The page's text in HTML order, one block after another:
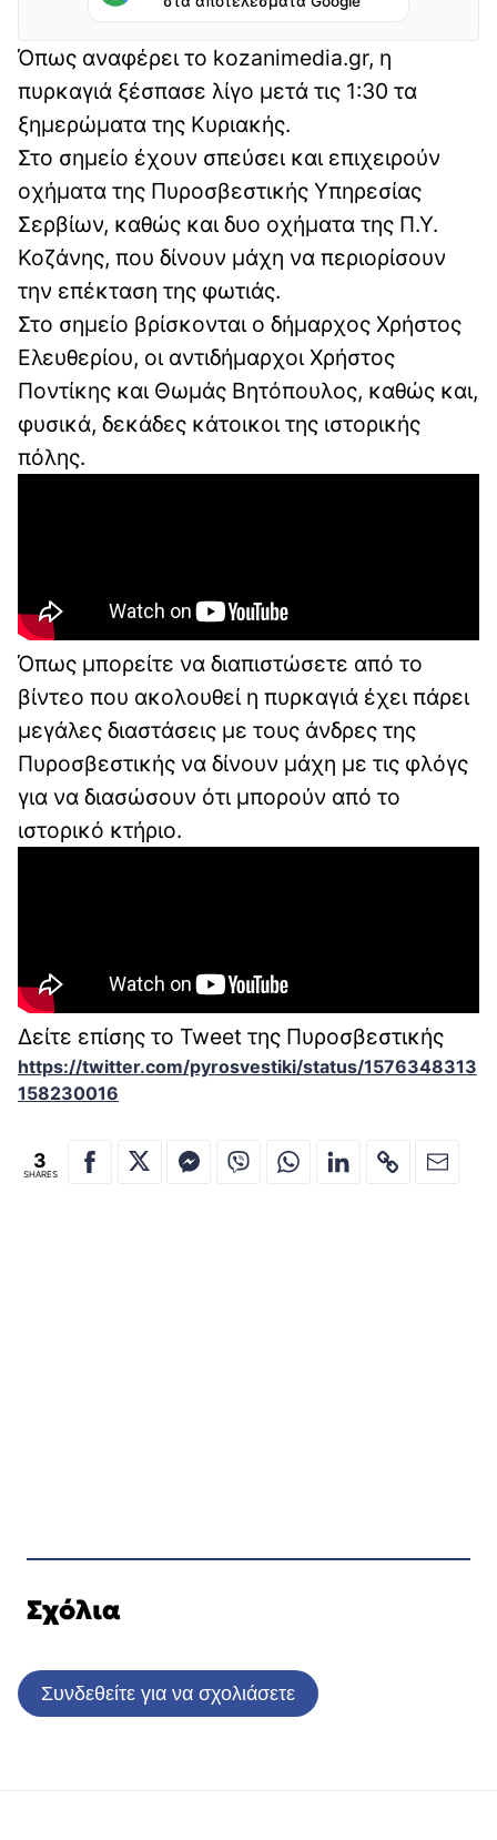
Όπως αναφέρει το kozanimedia.gr, η
πυρκαγιά ξέσπασε λίγο μετά τις 1:30 τα
ξημερώματα της Κυριακής.
Στο σημείο έχουν σπεύσει και επιχειρούν
οχήματα της Πυροσβεστικής Υπηρεσίας
Σερβίων, καθώς και δυο οχήματα της Π.Υ.
Κοζάνης, που δίνουν μάχη να περιορίσουν
την επέκταση της φωτιάς.
Στο σημείο βρίσκονται ο δήμαρχος Χρήστος
Ελευθερίου, οι αντιδήμαρχοι Χρήστος
Ποντίκης και Θωμάς Βητόπουλος, καθώς και,
φυσικά, δεκάδες κάτοικοι της ιστορικής
πόλης.
Όπως μπορείτε να διαπιστώσετε από το
βίντεο που ακολουθεί η πυρκαγιά έχει πάρει
μεγάλες διαστάσεις με τους άνδρες της
Πυροσβεστικής να δίνουν μάχη με τις φλόγς
για να διασώσουν ότι μπορούν από το
ιστορικό κτήριο.
Δείτε επίσης το Tweet της Πυροσβεστικής
https://twitter.com/pyrosvestiki/status/1576348313
158230016
3
SHARES
Σχόλια
Συνδεθείτε για να σχολιάσετε